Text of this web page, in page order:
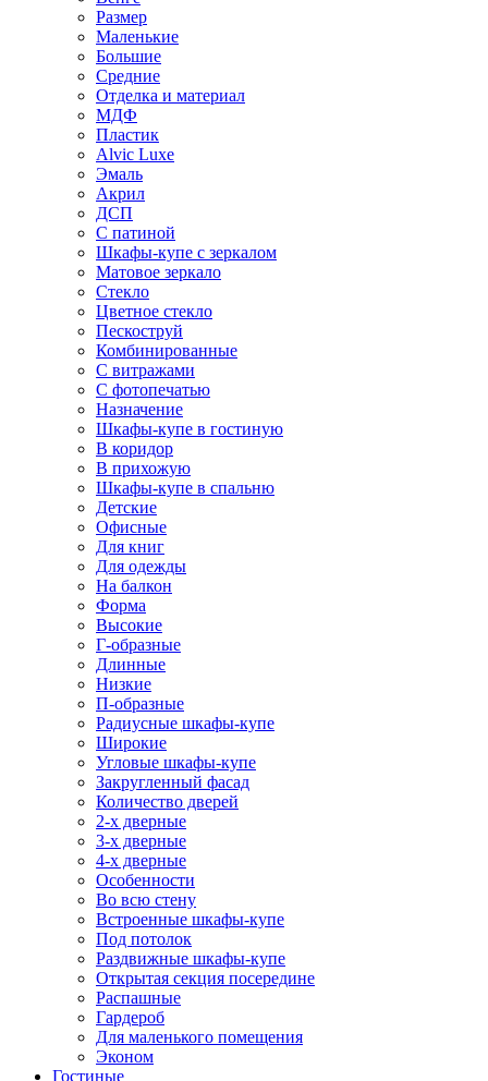
Размер
Маленькие
Большие
Средние
Отделка и материал
МДФ
Пластик
Alvic Luxe
Эмаль
Акрил
ДСП
С патиной
Шкафы-купе с зеркалом
Матовое зеркало
Стекло
Цветное стекло
Пескоструй
Комбинированные
С витражами
С фотопечатью
Назначение
Шкафы-купе в гостиную
В коридор
В прихожую
Шкафы-купе в спальню
Детские
Офисные
Для книг
Для одежды
На балкон
Форма
Высокие
Г-образные
Длинные
Низкие
П-образные
Радиусные шкафы-купе
Широкие
Угловые шкафы-купе
Закругленный фасад
Количество дверей
2-х дверные
3-х дверные
4-х дверные
Особенности
Во всю стену
Встроенные шкафы-купе
Под потолок
Раздвижные шкафы-купе
Открытая секция посередине
Распашные
Гардероб
Для маленького помещения
Эконом
Гостиные